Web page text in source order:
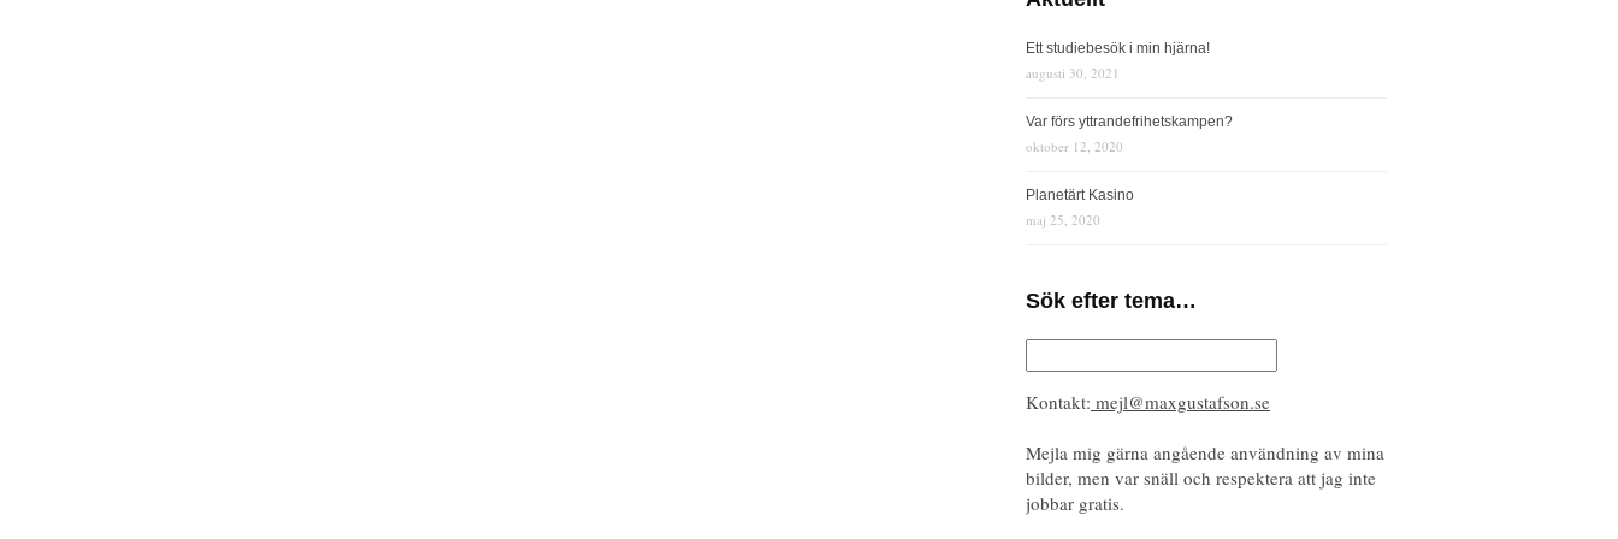
Ett studiebesök i min hjärna!
augusti 30, 2021
Var förs yttrandefrihetskampen?
oktober 12, 2020
Planetärt Kasino
maj 25, 2020
Sök efter tema…
Kontakt: mejl@maxgustafson.se
Mejla mig gärna angående användning av mina
bilder, men var snäll och respektera att jag inte
jobbar gratis.